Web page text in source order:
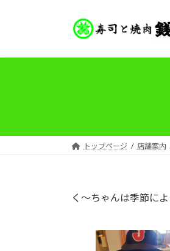
プ
動
トップページ 店舗案内
く～ちゃんは季節に